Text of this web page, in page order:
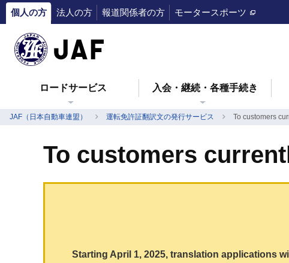
個人の方 法人の方 報道関係者の方 モータースポーツ
ロードサービス 入会・継続・各種手続き
JAF（日本自動車連盟） 運転免許証翻訳文の発行サービス To customers
To customers
Starting April 1, 2025, translation applications